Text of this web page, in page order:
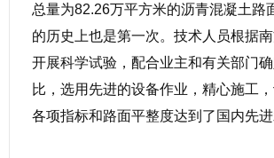
总量为82.26万平方米的沥青混凝土路
的历史上也是第一次。技术人员根据
开展科学试验，配合业主和有关部门
比，选用先进的设备作业，精心施工
各项指标和路面平整度达到了国内先进